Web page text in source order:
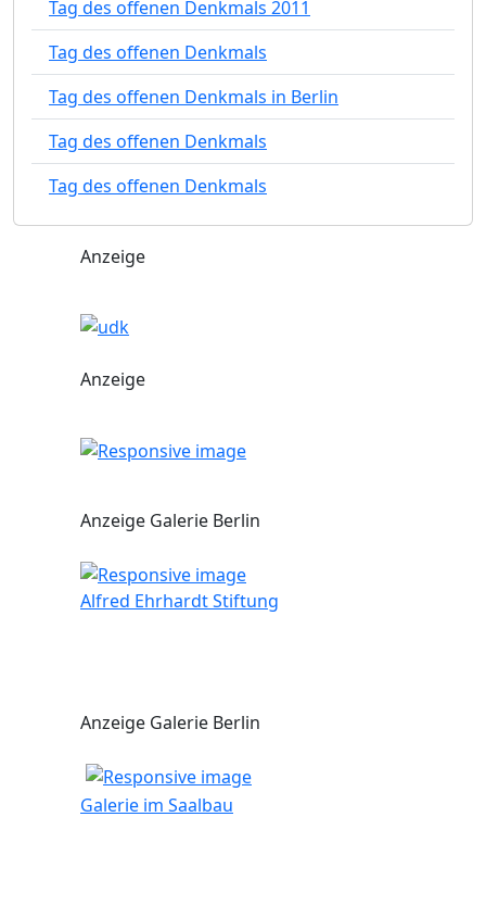
Tag des offenen Denkmals 2011
Tag des offenen Denkmals
Tag des offenen Denkmals in Berlin
Tag des offenen Denkmals
Tag des offenen Denkmals
Anzeige
Anzeige
Anzeige Galerie Berlin
Alfred Ehrhardt Stiftung
Anzeige Galerie Berlin
Galerie im Saalbau